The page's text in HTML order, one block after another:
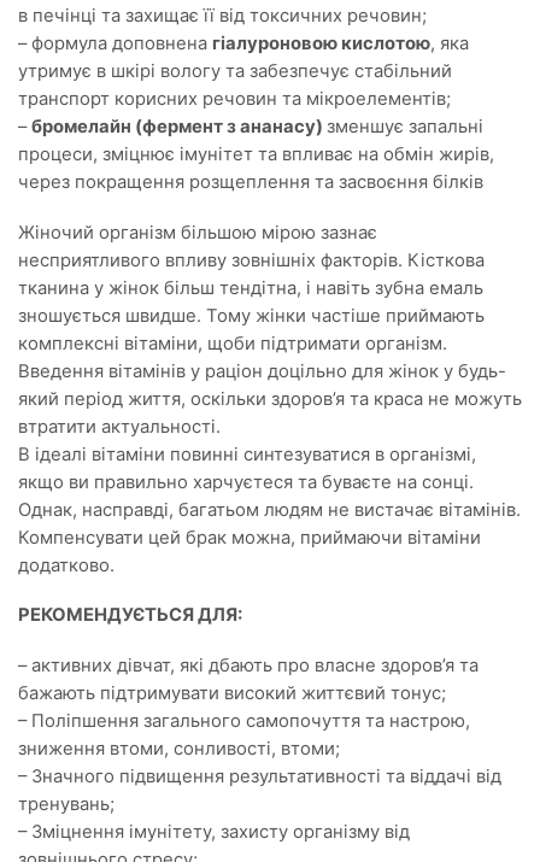
в печінці та захищає її від токсичних речовин;
– формула доповнена гіалуроновою кислотою, яка
утримує в шкірі вологу та забезпечує стабільний
транспорт корисних речовин та мікроелементів;
–бромелайн (фермент з ананасу) зменшує запальні
процеси, зміцнює імунітет та впливає на обмін жирів,
через покращення розщеплення та засвоєння білків
Жіночий організм більшою мірою зазнає
несприятливого впливу зовнішніх факторів. Кісткова
тканина у жінок більш тендітна, і навіть зубна емаль
зношується швидше. Тому жінки частіше приймають
комплексні вітаміни, щоби підтримати організм.
Введення вітамінів у раціон доцільно для жінок у будь-
який період життя, оскільки здоров’я та краса не можуть
втратити актуальності.
В ідеалі вітаміни повинні синтезуватися в організмі,
якщо ви правильно харчуєтеся та буваєте на сонці.
Однак, насправді, багатьом людям не вистачає вітамінів.
Компенсувати цей брак можна, приймаючи вітаміни
додатково.
РЕКОМЕНДУЄТЬСЯ ДЛЯ:
– активних дівчат, які дбають про власне здоров’я та
бажають підтримувати високий життєвий тонус;
– Поліпшення загального самопочуття та настрою,
зниження втоми, сонливості, втоми;
– Значного підвищення результативності та віддачі від
тренувань;
– Зміцнення імунітету, захисту організму від